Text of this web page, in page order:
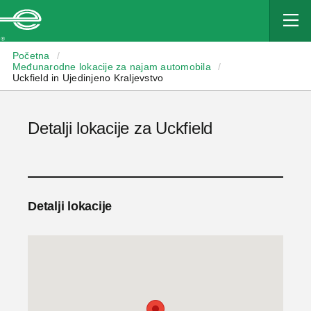
Početna
/
Međunarodne lokacije za najam automobila
/
Uckfield in Ujedinjeno Kraljevstvo
Detalji lokacije za Uckfield
Detalji lokacije